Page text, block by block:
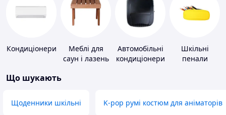
Кондиціонери
Меблі для
саун і лазень
Автомобільні
кондиціонери
Шкільні
пенали
Що шукають
Щоденники шкільні K-pop румі костюм для аніматорів